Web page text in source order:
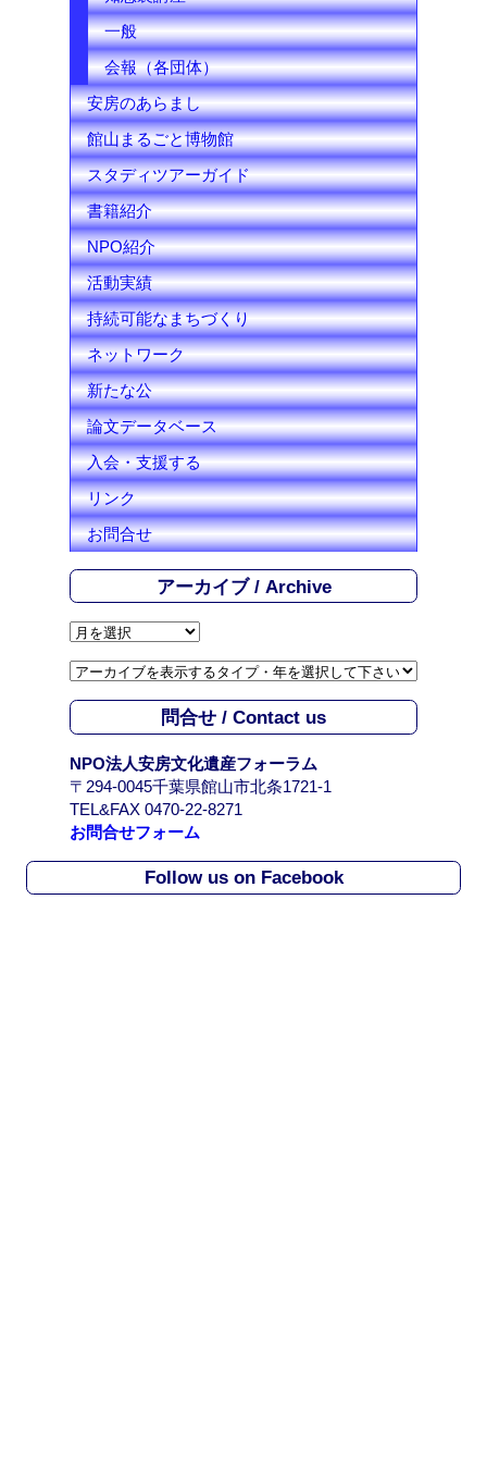
一般
会報（各団体）
安房のあらまし
館山まるごと博物館
スタディツアーガイド
書籍紹介
NPO紹介
活動実績
持続可能なまちづくり
ネットワーク
新たな公
論文データベース
入会・支援する
リンク
お問合せ
アーカイブ / Archive
ア
カ
イ
ブ
A
r
c
h
i
問合せ / Contact us
NPO法人安房文化遺産フォーラム
〒294-0045千葉県館山市北条1721-1
TEL&FAX 0470-22-8271
お問合せフォーム
Follow us on Facebook